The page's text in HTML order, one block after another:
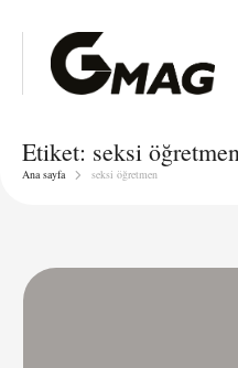
Etiket: seksi
Ana sayfa seksi öğretmen